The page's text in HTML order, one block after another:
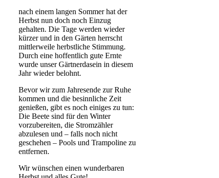
nach einem langen Sommer hat der
Herbst nun doch noch Einzug
gehalten. Die Tage werden wieder
kürzer und in den Gärten herrscht
mittlerweile herbstliche Stimmung.
Durch eine hoffentlich gute Ernte
wurde unser Gärtnerdasein in diesem
Jahr wieder belohnt.
Bevor wir zum Jahresende zur Ruhe
kommen und die besinnliche Zeit
genießen, gibt es noch einiges zu tun:
Die Beete sind für den Winter
vorzubereiten, die Stromzähler
abzulesen und – falls noch nicht
geschehen – Pools und Trampoline zu
entfernen.
Wir wünschen einen wunderbaren